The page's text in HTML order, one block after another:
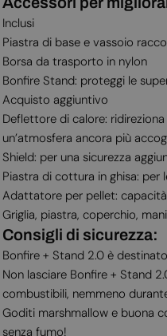
Inclusi
Piastra di base e vassoio
Borsa da trasporto in nylon
Bonfire Stand: proteggi le
Acquisto aggiuntivo
Deflettore di calore:
un’atmosfera ancora più
Shield: per una sicurezza
Piastra di cottura in ghisa: per
Adattatore per pellet:
Griglia, piastra, coperchio,
Consigli di sicurezza:
Bonfire + Stand 2.0 è
Non lasciare Bonfire + Stand
combustibili, nemmeno
Goditi marshmallow e buona
senza fumo!